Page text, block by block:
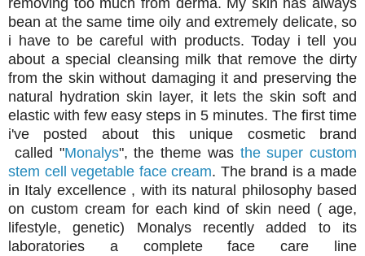
removing too much from derma. My skin has always
bean at the same time oily and extremely delicate, so
i have to be careful with products. Today i tell you
about a special cleansing milk that remove the dirty
from the skin without damaging it and preserving the
natural hydration skin layer, it lets the skin soft and
elastic with few easy steps in 5 minutes. The first time
i've posted about this unique cosmetic brand
called "Monalys", the theme was the super custom
stem cell vegetable face cream. The brand is a made
in Italy excellence , with its natural philosophy based
on custom cream for each kind of skin need ( age,
lifestyle, genetic) Monalys recently added to its
laboratories a complete face care line